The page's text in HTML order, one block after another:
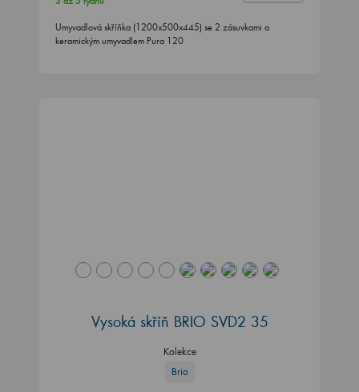
Umyvadlová skříňka (1200x500x445) se 2 zásuvkami a
keramickým umyvadlem Pura 120
Vysoká skříň BRIO SVD2 35
Kolekce
Brio